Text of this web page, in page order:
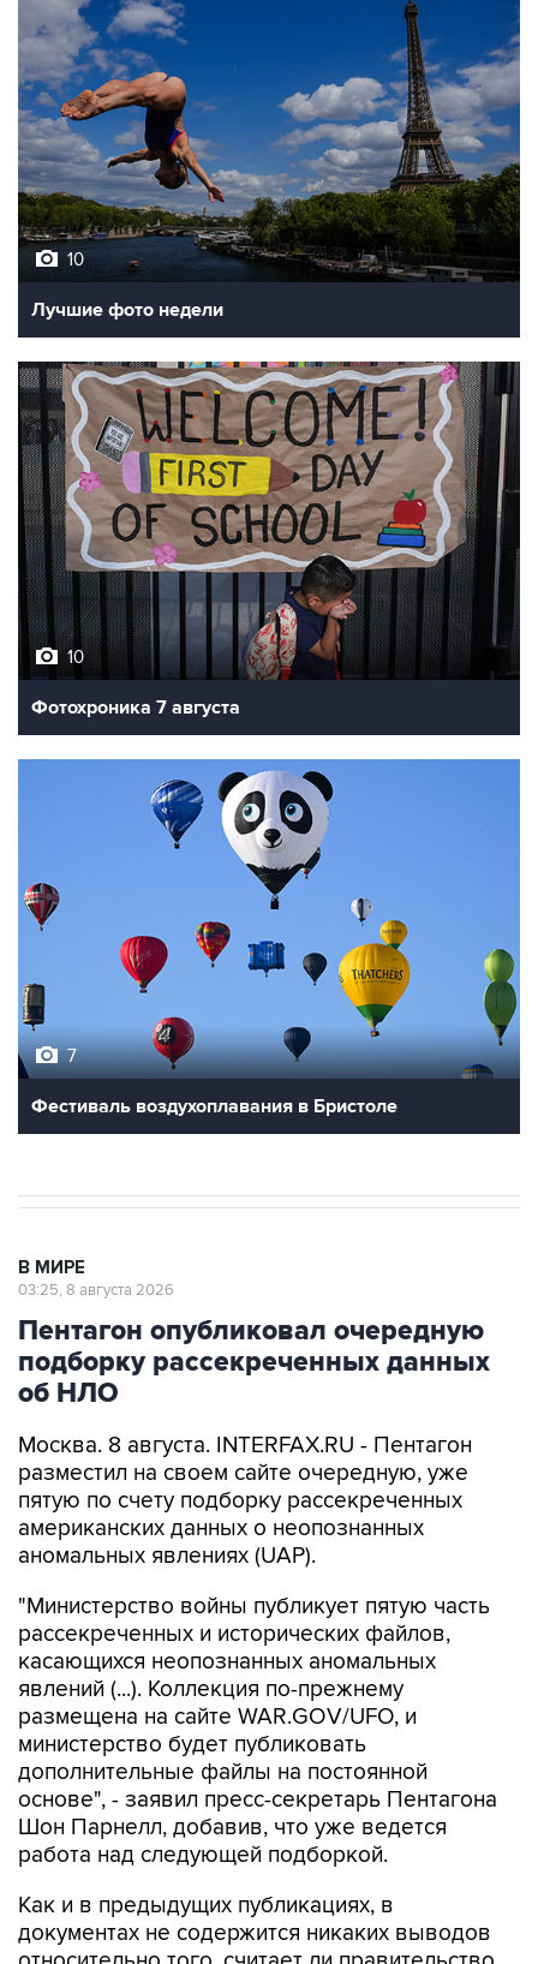
10
Лучшие фото недели
10
Фотохроника 7 августа
7
Фестиваль воздухоплавания в Бристоле
В МИРЕ
03:25, 8 августа 2026
Пентагон опубликовал очередную
подборку рассекреченных данных
об НЛО
Москва. 8 августа. INTERFAX.RU - Пентагон
разместил на своем сайте очередную, уже
пятую по счету подборку рассекреченных
американских данных о неопознанных
аномальных явлениях (UAP).
"Министерство войны публикует пятую часть
рассекреченных и исторических файлов,
касающихся неопознанных аномальных
явлений (...). Коллекция по-прежнему
размещена на сайте WAR.GOV/UFO, и
министерство будет публиковать
дополнительные файлы на постоянной
основе", - заявил пресс-секретарь Пентагона
Шон Парнелл, добавив, что уже ведется
работа над следующей подборкой.
Как и в предыдущих публикациях, в
документах не содержится никаких выводов